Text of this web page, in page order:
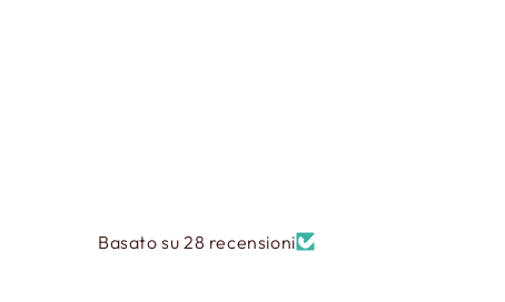
Basato su 28 recensioni